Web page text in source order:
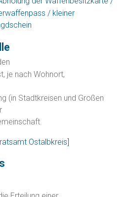
/ kleiner
je nach Wohnort,
(in Stadtkreisen und Großen
Ostalbkreis]